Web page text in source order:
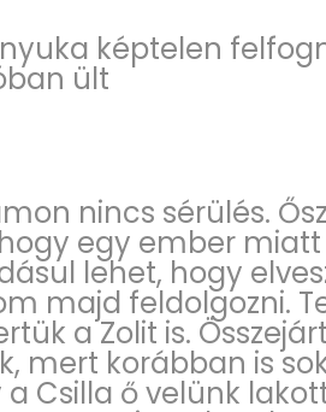
képtelen
ült
nincs sérülés.
egy ember
lehet, hogy
majd feldolgozni.
a Zolit is.
mert korábban is
a Csilla ő velünk